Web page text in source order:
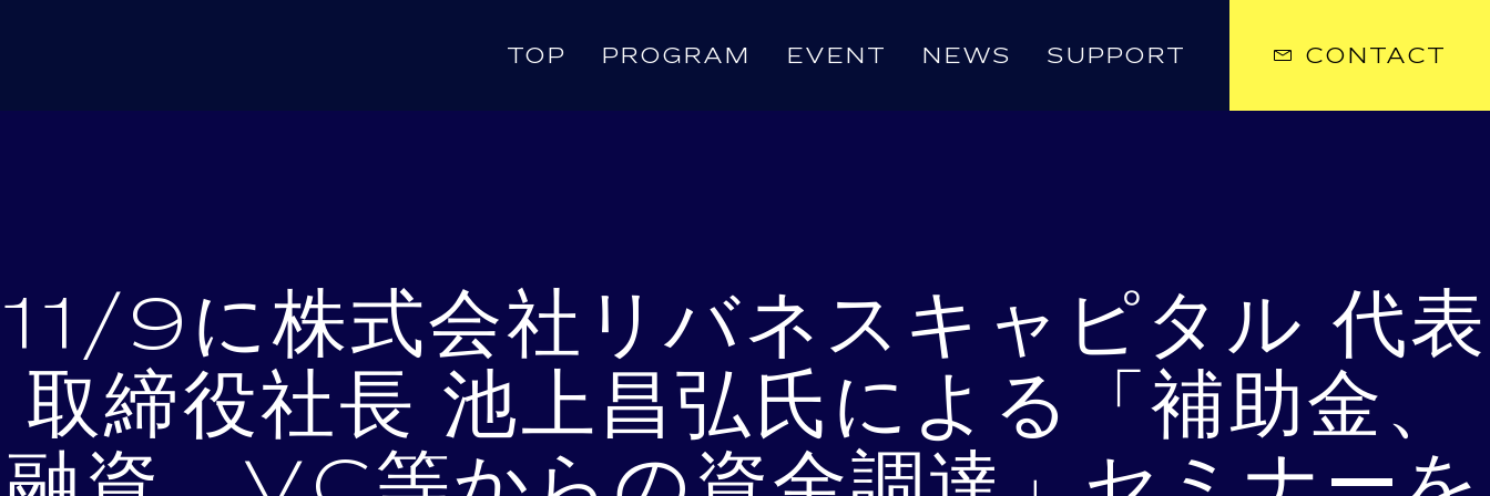
TOP PROGRAM EVENT NEWS SUPPORT CONTACT
11/9に株式会社リバネスキャピタル 代表
取締役社長 池上昌弘氏による「補助金、